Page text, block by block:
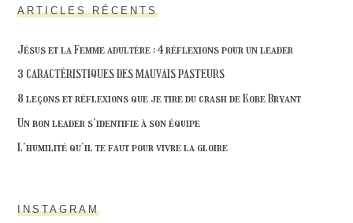
ARTICLES RÉCENTS
Jésus et la Femme adultère : 4 réflexions pour un leader
3 CARACTÉRISTIQUES DES MAUVAIS PASTEURS
8 leçons et réflexions que je tire du crash de Kobe Bryant
Un bon leader s’identifie à son équipe
L’humilité qu’il te faut pour vivre la gloire
INSTAGRAM